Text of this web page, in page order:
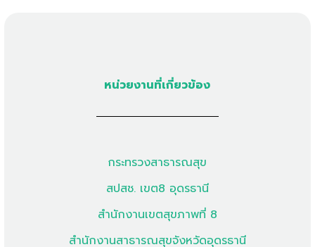
หน่วยงานที่เกี่ยวข้อง
กระทรวงสาธารณสุข
สปสช. เขต8 อุดรธานี
สำนักงานเขตสุขภาพที่ 8
สำนักงานสาธารณสุขจังหวัดอุดรธานี